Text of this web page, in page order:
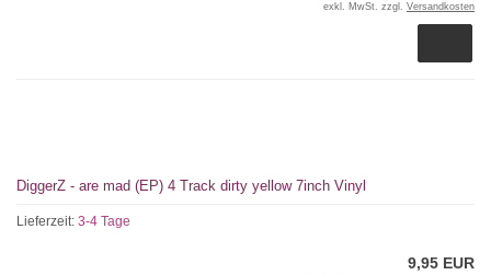
exkl. MwSt. zzgl. Versandkosten
DiggerZ - are mad (EP) 4 Track dirty yellow 7inch Vinyl
Lieferzeit: 3-4 Tage
9,95 EUR